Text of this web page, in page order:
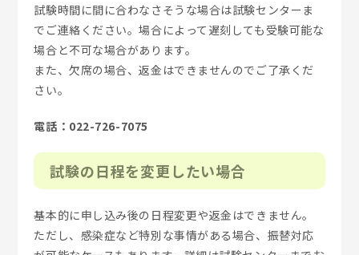
試験時間に間に合わなさそうな場合は試験センターま
でご連絡ください。場合によって遅刻しても受験可能な
場合と不可な場合があります。
また、欠席の場合、返金はできませんのでご了承くだ
さい。
電話：022-726-7075
試験の日程を変更したい場合
基本的に申し込み後の日程変更や返金はできません。
ただし、感染症など特別な事情がある場合、振替対応